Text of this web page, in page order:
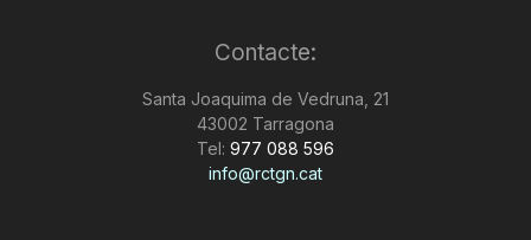
Contacte:
Santa Joaquima de Vedruna, 21
43002 Tarragona
Tel: 977 088 596
info@rctgn.cat